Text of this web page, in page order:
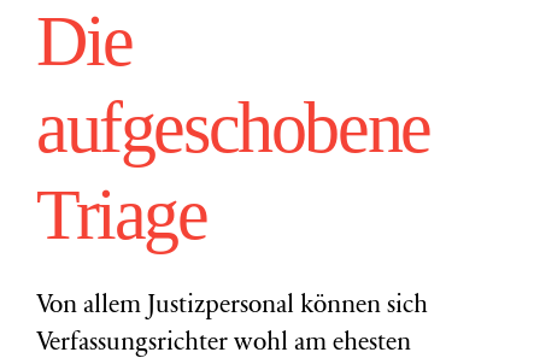
Die
aufgeschobene
Triage
Von allem Justizpersonal können sich
Verfassungsrichter wohl am ehesten